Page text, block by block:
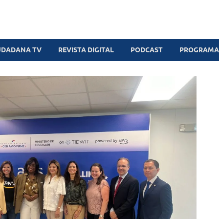
TV REVISTA DIGITAL PODCAST